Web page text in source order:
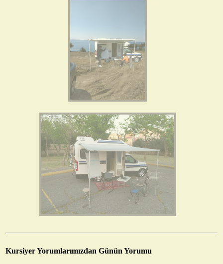
Kursiyer Yorumlarımızdan Günün Yorumu